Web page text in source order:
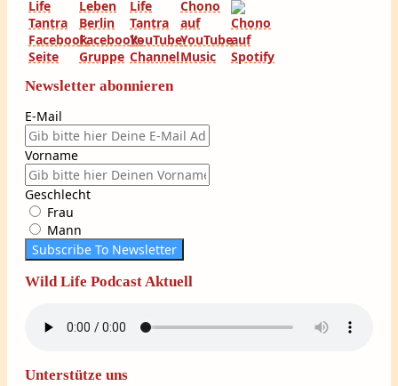
Newsletter abonnieren
E-Mail
Vorname
Geschlecht
Frau
Mann
Subscribe To Newsletter
Wild Life Podcast Aktuell
Unterstütze uns